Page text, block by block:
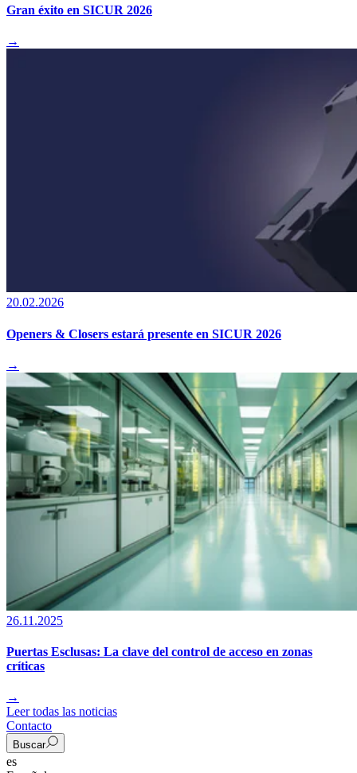
Gran éxito en SICUR 2026
→
20.02.2026
Openers & Closers estará presente en SICUR 2026
→
26.11.2025
Puertas Esclusas: La clave del control de acceso en zonas
críticas
→
Leer todas las noticias
Contacto
Buscar
es